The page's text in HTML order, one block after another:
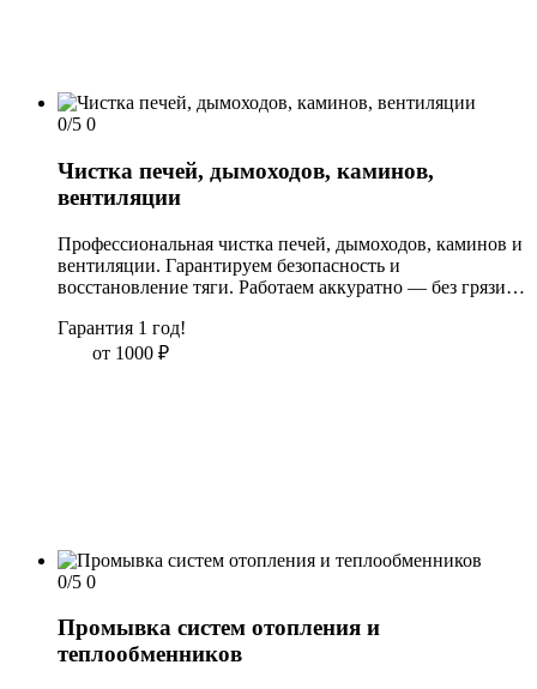
0/5 0
Чистка печей, дымоходов, каминов,
вентиляции
Профессиональная чистка печей, дымоходов, каминов и
вентиляции. Гарантируем безопасность и
восстановление тяги. Работаем аккуратно — без грязи и
Гарантия 1 год!
от 1000 ₽
0/5 0
Промывка систем отопления и
теплообменников